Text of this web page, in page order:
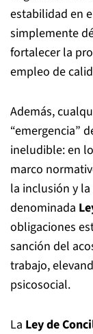
estabilidad en
simplemente
fortalecer la
empleo de
Además,
“emergencia”
ineludible: en
marco
la inclusión y
denominada
obligaciones
sanción del
trabajo,
psicosocial.
La Ley de